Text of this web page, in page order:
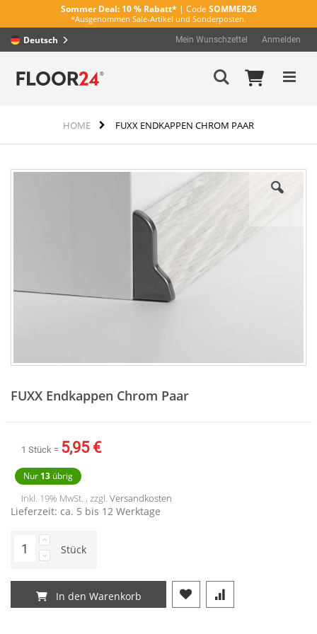
Sommer Deal: 10 % Rabatt* | Code SOMMER26
*Ausgenommen Sale-Artikel und Sonderposten.
Mein
Mein Wunschzettel Anmelden
Suche
HOME FUXX ENDKAPPEN CHROM PAAR
Zum
der
FUXX Endkappen Chrom Paar
1 Stück = 5,95 €
Nur 13 übrig
Inkl. 19% MwSt. , zzgl. Versandkosten
Lieferzeit: ca. 5 bis 12 Werktage
Stück
In den Warenkorb
Deutsch